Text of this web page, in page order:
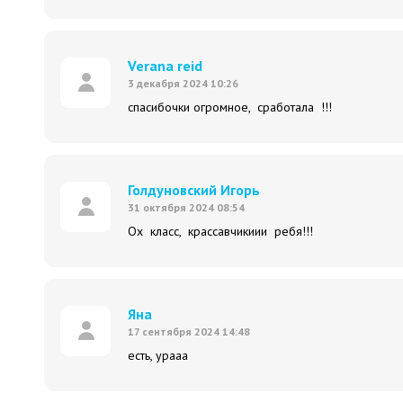
Verana reid
3 декабря 2024 10:26
спасибочки огромное, сработала !!!
Голдуновский Игорь
31 октября 2024 08:54
Ох класс, крассавчикиии ребя!!!
Яна
17 сентября 2024 14:48
есть, урааа